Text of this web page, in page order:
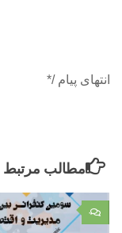
انتهای پیام /*
مطالب مرتبط
۰